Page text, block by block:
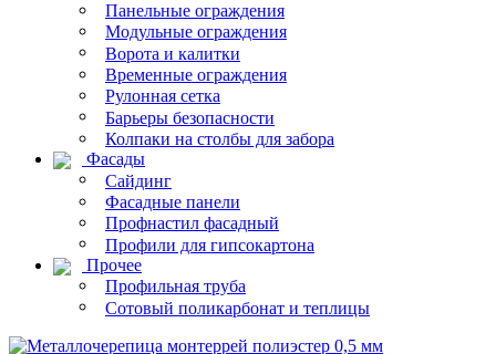
Панельные ограждения
Модульные ограждения
Ворота и калитки
Временные ограждения
Рулонная сетка
Барьеры безопасности
Колпаки на столбы для забора
Фасады
Сайдинг
Фасадные панели
Профнастил фасадный
Профили для гипсокартона
Прочее
Профильная труба
Сотовый поликарбонат и теплицы